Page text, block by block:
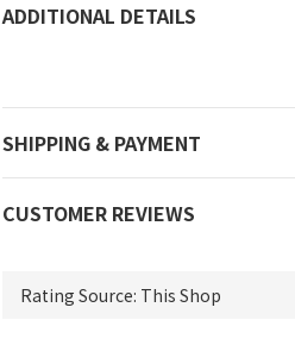
ADDITIONAL DETAILS
SHIPPING & PAYMENT
CUSTOMER REVIEWS